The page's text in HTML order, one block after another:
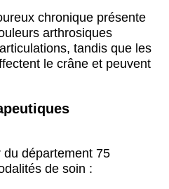
chronique présente
arthrosiques
tandis que les
le crâne et peuvent
département 75
de soin :